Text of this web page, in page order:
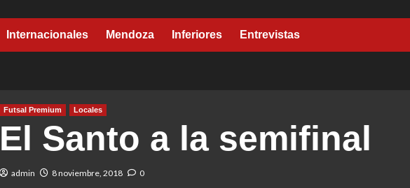
Internacionales Mendoza Inferiores Entrevistas
Futsal Premium Locales
El Santo a la semifinal
admin 8 noviembre, 2018 0